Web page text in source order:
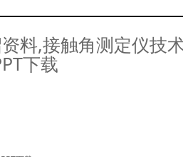
料,接触角测定仪技
下载